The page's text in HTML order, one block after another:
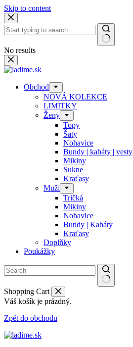
Skip to content
No results
Obchod
NOVÁ KOLEKCE
LIMITKY
Ženy
Topy
Šaty
Nohavice
Bundy | kabáty | vesty
Mikiny
Sukne
Kraťasy
Muži
Tričká
Mikiny
Nohavice
Bundy | Kabáty
Kraťasy
Doplňky
Poukážky
Shopping Cart
Váš košík je prázdný.
Zpět do obchodu